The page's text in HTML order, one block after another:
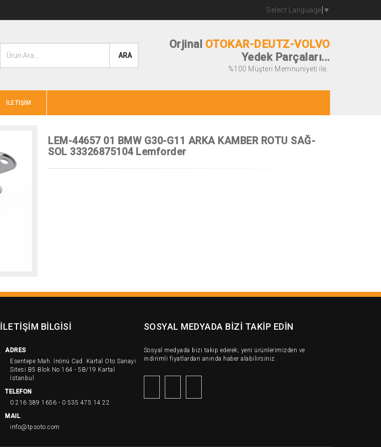
Select Language ▼
ARA
Orjinal OTOKAR-DEUTZ-VOLVO
Yedek Parçaları...
%100 Müşteri Memnuniyeti ile..
İLETİŞİM
LEM-44657 01 BMW G30-G11 ARKA KAMBER ROTU SAĞ-
SOL 33326875104 Lemforder
İLETİŞİM BİLGİSİ
ADRES
Esentepe Mah. İnönü Cad. Kartal Oto Sanayi
Sitesi B5 Blok No 164 - 5B/19 Kartal
İstanbul
TELEFON
0 216 389 1656 - 0 535 475 14 22
MAIL
info@tpsoto.com
SOSYAL MEDYADA BİZİ TAKİP EDİN
Sosyal medyada bizi takip ederek; yeni ürünlerimizden ve
indirimli fiyatlardan anında haber alabilirsiniz.